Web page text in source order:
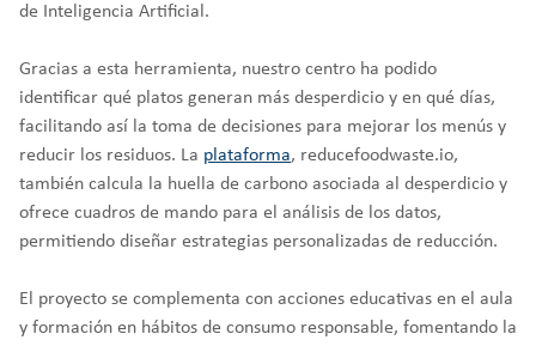
de Inteligencia Artificial.
Gracias a esta herramienta, nuestro centro ha podido
identificar qué platos generan más desperdicio y en qué días,
facilitando así la toma de decisiones para mejorar los menús y
reducir los residuos. La plataforma, reducefoodwaste.io,
también calcula la huella de carbono asociada al desperdicio y
ofrece cuadros de mando para el análisis de los datos,
permitiendo diseñar estrategias personalizadas de reducción.
El proyecto se complementa con acciones educativas en el aula
y formación en hábitos de consumo responsable, fomentando la